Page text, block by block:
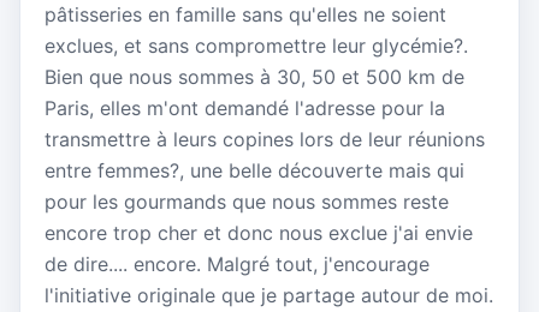
pâtisseries en famille sans qu'elles ne soient
exclues, et sans compromettre leur glycémie?.
Bien que nous sommes à 30, 50 et 500 km de
Paris, elles m'ont demandé l'adresse pour la
transmettre à leurs copines lors de leur réunions
entre femmes?, une belle découverte mais qui
pour les gourmands que nous sommes reste
encore trop cher et donc nous exclue j'ai envie
de dire.... encore. Malgré tout, j'encourage
l'initiative originale que je partage autour de moi.